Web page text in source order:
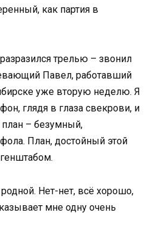
как партия в
трелью – звонил
Павел, работавший
уже вторую неделю. Я
глядя в глаза свекрови, и
– безумный,
План, достойный этой
Нет-нет, всё хорошо,
мне одну очень